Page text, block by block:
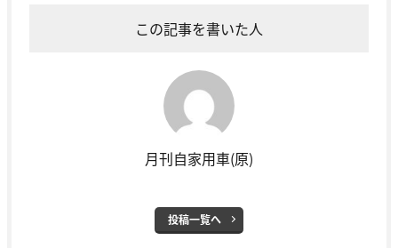
この記事を書いた人
月刊自家用車(原)
投稿一覧へ